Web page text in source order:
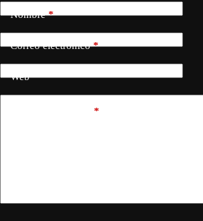
Nombre*
Correo electrónico*
Web
*